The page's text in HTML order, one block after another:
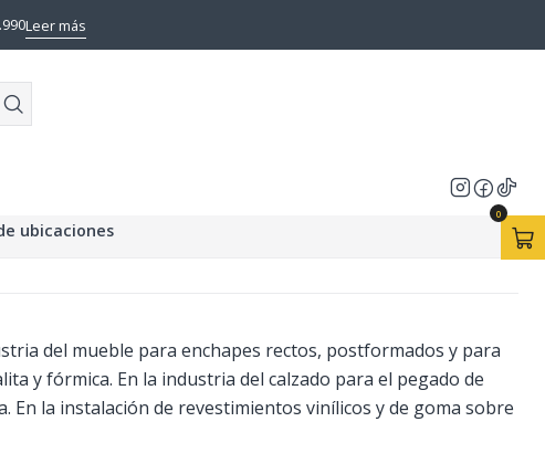
0
Leer más
60 TARRO 120CC
DE CONTACTO AGOREX 60
ubicaciones
del mueble para enchapes rectos, postformados y para
y fórmica. En la industria del calzado para el pegado de
En la instalación de revestimientos vinílicos y de goma sobre